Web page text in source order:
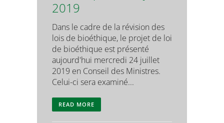
2019
Dans le cadre de la révision des
lois de bioéthique, le projet de loi
de bioéthique est présenté
aujourd'hui mercredi 24 juillet
2019 en Conseil des Ministres.
Celui-ci sera examiné...
READ MORE